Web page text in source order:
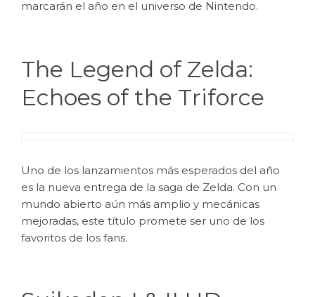
marcarán el año en el universo de Nintendo.
The Legend of Zelda:
Echoes of the Triforce
Uno de los lanzamientos más esperados del año
es la nueva entrega de la saga de Zelda. Con un
mundo abierto aún más amplio y mecánicas
mejoradas, este título promete ser uno de los
favoritos de los fans.